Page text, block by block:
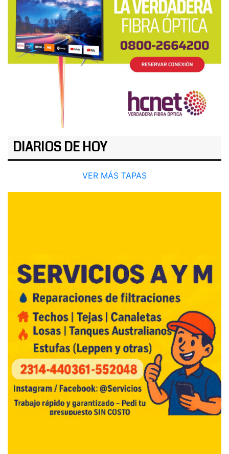
DIARIOS DE HOY
VER MÁS TAPAS